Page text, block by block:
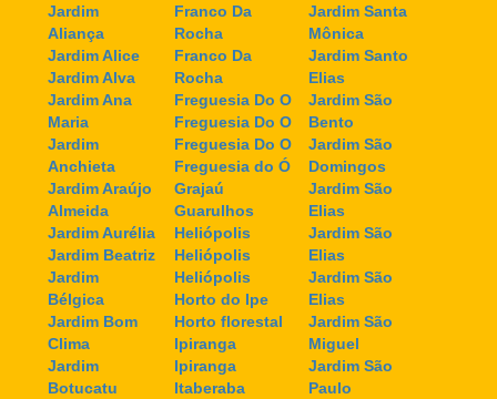
Jardim
Aliança
Jardim Alice
Jardim Alva
Jardim Ana
Maria
Jardim
Anchieta
Jardim Araújo
Almeida
Jardim Aurélia
Jardim Beatriz
Jardim
Bélgica
Jardim Bom
Clima
Jardim
Botucatu
Franco Da
Rocha
Franco Da
Rocha
Freguesia Do O
Freguesia Do O
Freguesia Do O
Freguesia do Ó
Grajaú
Guarulhos
Heliópolis
Heliópolis
Heliópolis
Horto do Ipe
Horto florestal
Ipiranga
Ipiranga
Itaberaba
Jardim Santa
Mônica
Jardim Santo
Elias
Jardim São
Bento
Jardim São
Domingos
Jardim São
Elias
Jardim São
Elias
Jardim São
Elias
Jardim São
Miguel
Jardim São
Paulo